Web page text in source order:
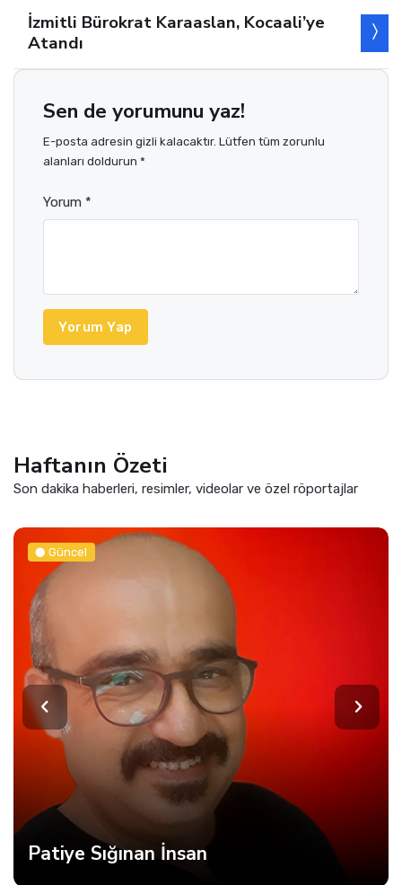
İzmitli Bürokrat Karaaslan, Kocaali’ye
Atandı
Sen de yorumunu yaz!
E-posta adresin gizli kalacaktır. Lütfen tüm zorunlu
alanları doldurun *
Yorum *
Yorum Yap
Haftanın Özeti
Son dakika haberleri, resimler, videolar ve özel röportajlar
Güncel